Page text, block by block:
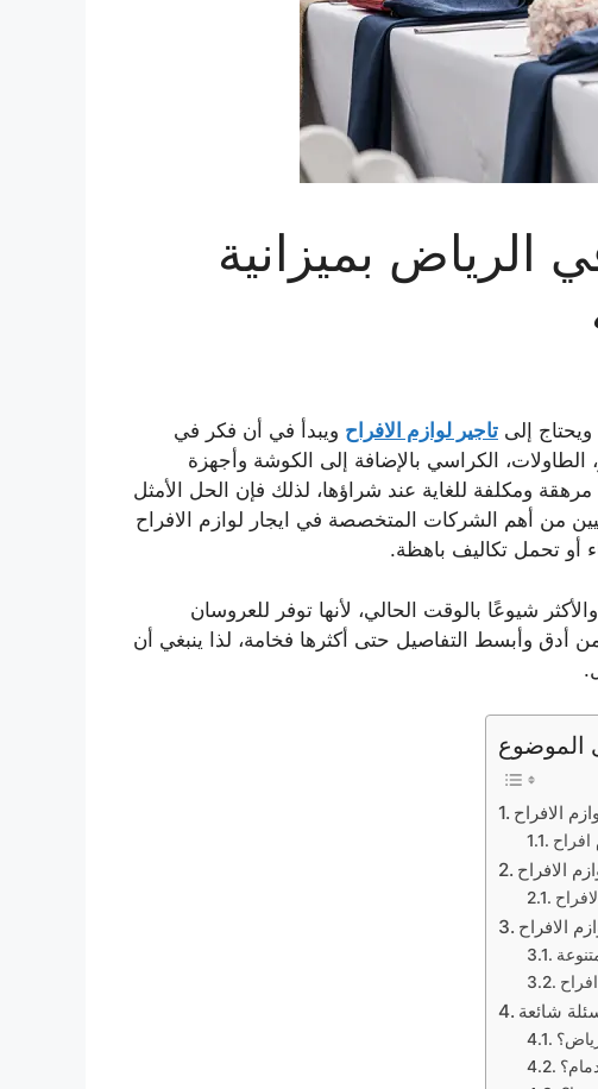
الرياض بميزانية
إلى تاجير لوازم الافراح ويبدأ في أن فكر في
الطاولات، الكراسي بالإضافة إلى الكوشة وأجهزة
ومكلفة للغاية عند شراؤها، لذلك فإن الحل الأمثل
من أهم الشركات المتخصصة في ايجار لوازم الافراح
أو تحمل تكاليف باهظة.
شيوعًا بالوقت الحالي، لأنها توفر للعروسان
أدق وأبسط التفاصيل حتى أكثرها فخامة، لذا ينبغي أن
الموضوع
الافراح
افراح
الافراح
الافراح
شائعة